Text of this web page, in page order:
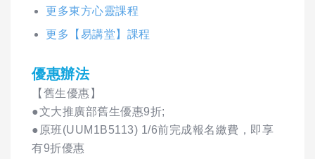
更多東方心靈課程
更多【易講堂】課程
優惠辦法
【舊生優惠】
●文大推廣部舊生優惠9折;
●原班(UUM1B5113) 1/6前完成報名繳費，即享
有9折優惠